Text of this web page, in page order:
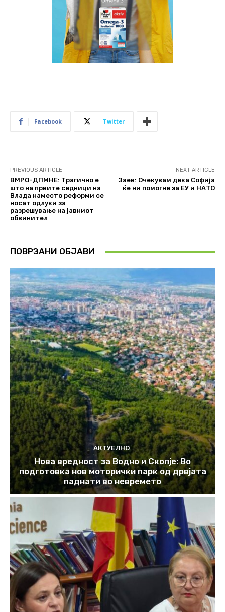
Facebook Twitter
PREVIOUS ARTICLE
ВМРО-ДПМНЕ: Трагично е
што на првите седници на
Влада наместо реформи се
носат одлуки за
разрешување на јавниот
обвинител
NEXT ARTICLE
Заев: Очекувам дека Софија
ќе ни помогне за ЕУ и НАТО
ПОВРЗАНИ ОБЈАВИ
АКТУЕЛНО
Нова вредност за Водно и Скопје: Во
подготовка нов моторички парк од дрвјата
паднати во невремето